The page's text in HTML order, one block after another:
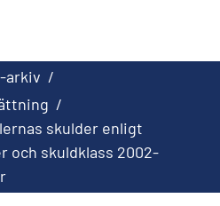
arkiv /
/
skulder enligt
och skuldklass 2002-